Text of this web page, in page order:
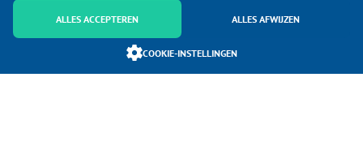
Onderdeel van Duijvelaar E-commerce
SoloMono.net
ALLES ACCEPTEREN ALLES AFWIJZEN
COOKIE-INSTELLINGEN